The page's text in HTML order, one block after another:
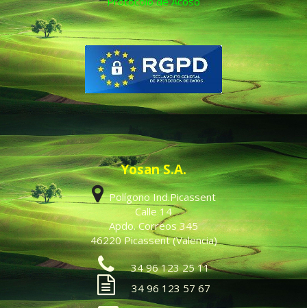
Yosan S.A.
Polígono Ind.Picassent
Calle 14
Apdo. Correos 345
46220 Picassent (Valencia)
34 96 123 25 11
34 96 123 57 67